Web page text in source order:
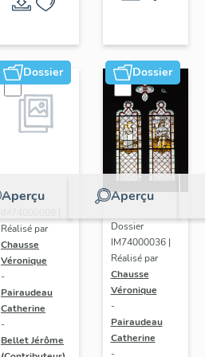
et
entouré
de la
couronne
d' épines
(baie
figurée
Dossier
Aperçu
Dossier
Réalisé par
Chausse
Véronique
-
Pairaudeau
Catherine
-
Bellet Jérôme
Dossier
Aperçu
Dossier
IM74000036 |
Réalisé par
Chausse
Véronique
-
Pairaudeau
Catherine
-